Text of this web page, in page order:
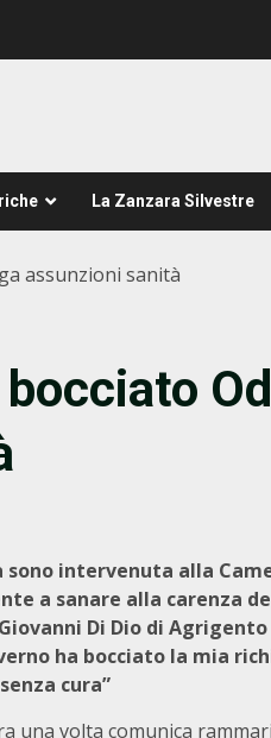
La Zanzara Silvestre
assunzioni sanità
sono intervenuta alla
a sanare alla carenza
Di Dio di
ha bocciato la mia
cura”
una volta comunica